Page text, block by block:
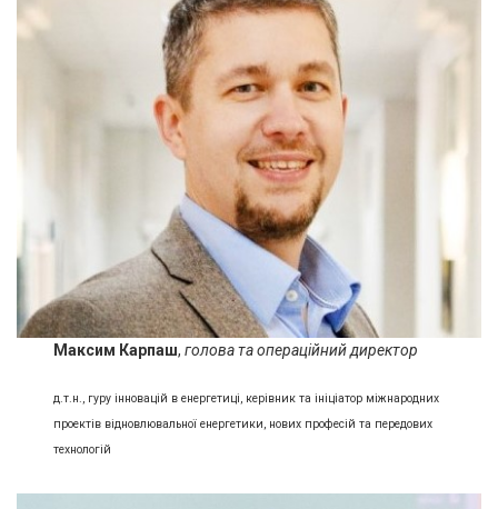
Максим Карпаш,голова та операційний директор
д.т.н., гуру інновацій в енергетиці, керівник та ініціатор міжнародних
проектів відновлювальної енергетики, нових професій та передових
технологій